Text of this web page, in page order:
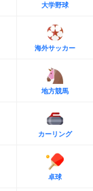
大学野球
海外サッカー
地方競馬
カーリング
卓球